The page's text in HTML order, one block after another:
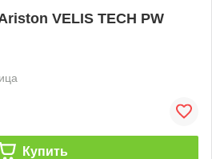
VELIS TECH PW
Купить